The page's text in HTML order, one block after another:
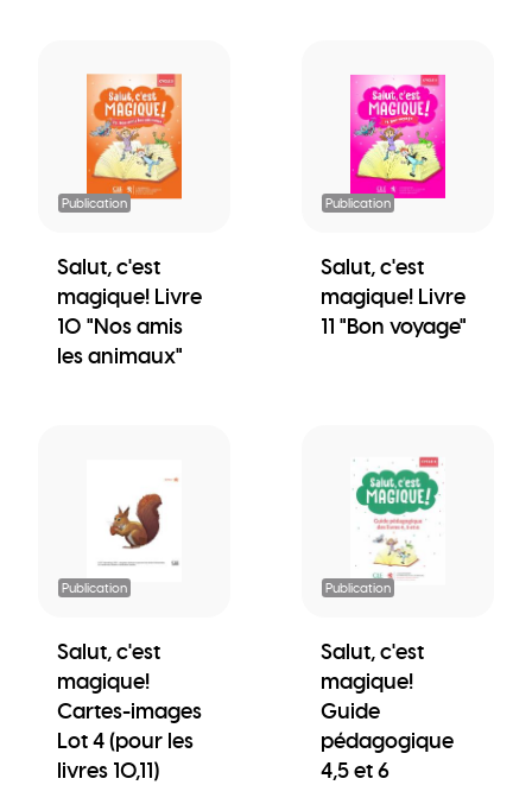
Publication
Salut, c'est
magique! Livre
10 "Nos amis
les animaux"
Publication
Salut, c'est
magique! Livre
11 "Bon voyage"
Publication
Salut, c'est
magique!
Cartes-images
Lot 4 (pour les
livres 10,11)
Publication
Salut, c'est
magique!
Guide
pédagogique
4,5 et 6